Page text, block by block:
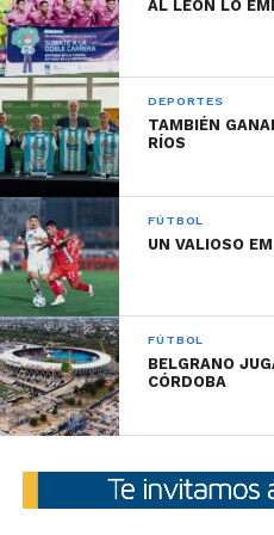
un grupo re lindo de
también, con quien ya
este año lleguemos a lo
seguramente vamos a
AL LEÓN LO
DEPORTES
TAMBIÉN
RÍOS
FÚTBOL
UN VALIOSO
FÚTBOL
BELGRANO
CÓRDOBA